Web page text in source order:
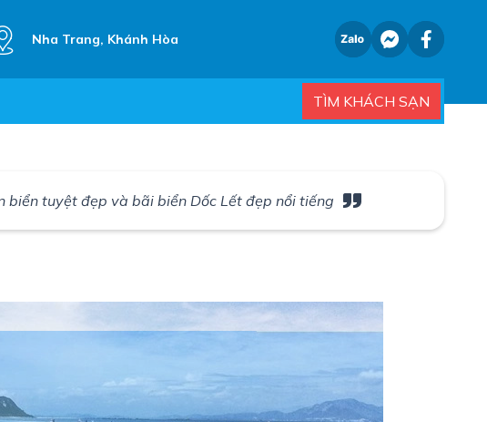
Nha Trang, Khánh Hòa
TÌM KHÁCH SẠN
biển tuyệt đẹp và bãi biển Dốc Lết đẹp nổi tiếng